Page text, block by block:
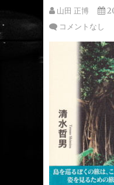
山田 正博
コメントなし